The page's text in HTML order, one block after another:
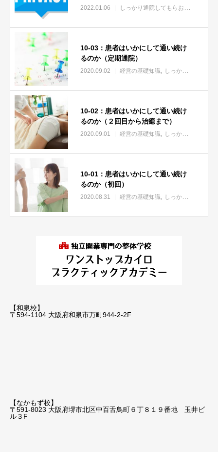
2022.01.06 しっかり通院してもらおう
10-03：患者はいかにして通い続け
るのか（定期通院）
2020.09.02 経営の基礎知識 しっかり通院してもらおう
10-02：患者はいかにして通い続け
るのか（２回目から治癒まで）
2020.09.01 経営の基礎知識 しっかり通院してもらおう
10-01：患者はいかにして通い続け
るのか（初回）
2020.08.31 経営の基礎知識 しっかり通院してもらおう
【和泉校】
〒594-1104 大阪府和泉市万町944-2-2F
【なかもず校】
〒591-8023 大阪府堺市北区中百舌鳥町６丁８１９番地 玉井ビ
ル３F